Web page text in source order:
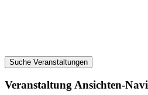
Suche Veranstaltungen
Veranstaltung Ansichten-